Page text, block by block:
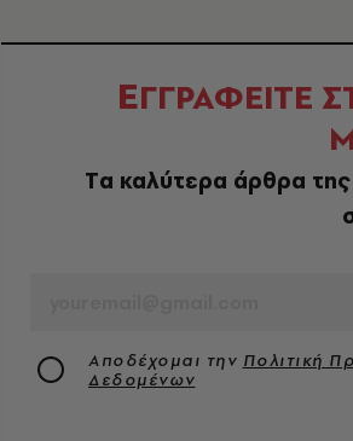
ΕΓΓΡΑΦΕΙΤΕ
Tα καλύτερα άρθρα
Αποδέχομαι την Πολιτική
Δεδομένων